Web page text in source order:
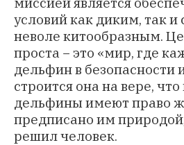
условий как диким, так
неволе китообразным.
проста − это «мир, где
дельфин в безопасности
строится она на вере,
дельфины имеют право
предписано им
решил человек.